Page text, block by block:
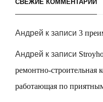
СВЕЖИЕ КОММЕНТАРИИ
Андрей к записи 3
Андрей к записи
ремонтно-строительная
работающая по